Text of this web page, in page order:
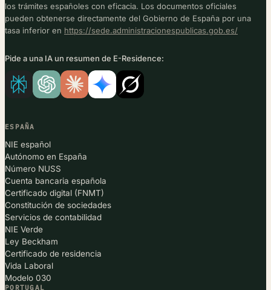
los trámites españoles con eficacia. Los documentos oficiales
pueden obtenerse directamente del Gobierno de España por una
tasa inferior en https://sede.administracionespublicas.gob.es/
Pide a una IA un resumen de E-Residence:
ESPAÑA
NIE español
Autónomo en España
Número NUSS
Cuenta bancaria española
Certificado digital (FNMT)
Constitución de sociedades
Servicios de contabilidad
NIE Verde
Ley Beckham
Certificado de residencia
Vida Laboral
Modelo 030
PORTUGAL